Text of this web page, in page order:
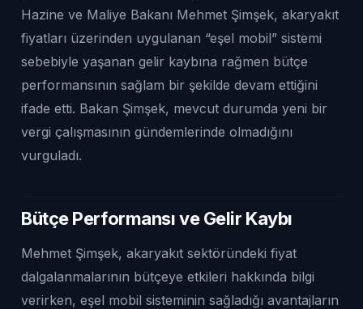
Hazine ve Maliye Bakanı Mehmet Şimşek, akaryakıt
fiyatları üzerinden uygulanan “eşel mobil” sistemi
sebebiyle yaşanan gelir kaybına rağmen bütçe
performansının sağlam bir şekilde devam ettiğini
ifade etti. Bakan Şimşek, mevcut durumda yeni bir
vergi çalışmasının gündemlerinde olmadığını
vurguladı.
Bütçe Performansı ve Gelir Kaybı
Mehmet Şimşek, akaryakıt sektöründeki fiyat
dalgalanmalarının bütçeye etkileri hakkında bilgi
verirken, eşel mobil sisteminin sağladığı avantajların